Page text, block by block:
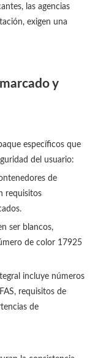
las agencias
exigen una
y
específicos que
del usuario:
de
requisitos
ser blancos,
de color 17925
incluye números
requisitos de
de